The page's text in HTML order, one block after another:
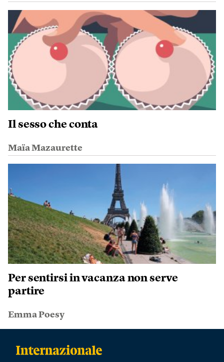
Il sesso che conta
Maïa Mazaurette
Per sentirsi in vacanza non serve
partire
Emma Poesy